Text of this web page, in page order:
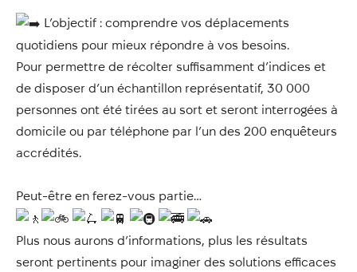
L’objectif : comprendre vos déplacements
quotidiens pour mieux répondre à vos besoins.
Pour permettre de récolter suffisamment d’indices et
de disposer d’un échantillon représentatif, 30 000
personnes ont été tirées au sort et seront interrogées à
domicile ou par téléphone par l’un des 200 enquêteurs
accrédités.
Peut-être en ferez-vous partie…
Plus nous aurons d’informations, plus les résultats
seront pertinents pour imaginer des solutions efficaces